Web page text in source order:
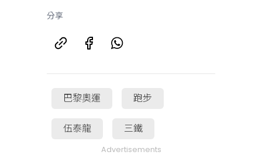
分享
巴黎奧運 跑步
伍泰龍 三鐵
Advertisements